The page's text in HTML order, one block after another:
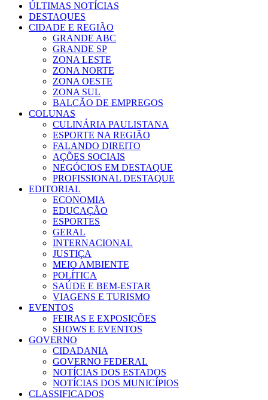
ÚLTIMAS NOTÍCIAS
DESTAQUES
CIDADE E REGIÃO
GRANDE ABC
GRANDE SP
ZONA LESTE
ZONA NORTE
ZONA OESTE
ZONA SUL
BALCÃO DE EMPREGOS
COLUNAS
CULINÁRIA PAULISTANA
ESPORTE NA REGIÃO
FALANDO DIREITO
AÇÕES SOCIAIS
NEGÓCIOS EM DESTAQUE
PROFISSIONAL DESTAQUE
EDITORIAL
ECONOMIA
EDUCAÇÃO
ESPORTES
GERAL
INTERNACIONAL
JUSTIÇA
MEIO AMBIENTE
POLÍTICA
SAÚDE E BEM-ESTAR
VIAGENS E TURISMO
EVENTOS
FEIRAS E EXPOSIÇÕES
SHOWS E EVENTOS
GOVERNO
CIDADANIA
GOVERNO FEDERAL
NOTÍCIAS DOS ESTADOS
NOTÍCIAS DOS MUNICÍPIOS
CLASSIFICADOS